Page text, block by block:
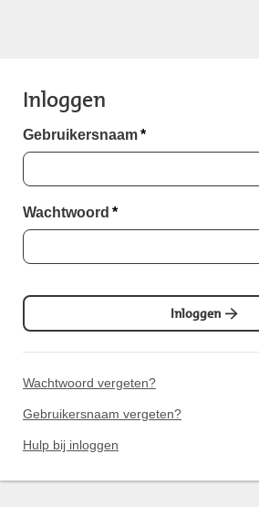
Inloggen
Gebruikersnaam*
Wachtwoord *
Inloggen
Wachtwoord vergeten?
Gebruikersnaam vergeten?
Hulp bij inloggen